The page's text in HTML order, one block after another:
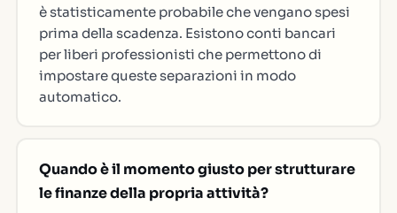
è statisticamente probabile che vengano spesi
prima della scadenza. Esistono conti bancari
per liberi professionisti che permettono di
impostare queste separazioni in modo
automatico.
Quando è il momento giusto per strutturare
le finanze della propria attività?